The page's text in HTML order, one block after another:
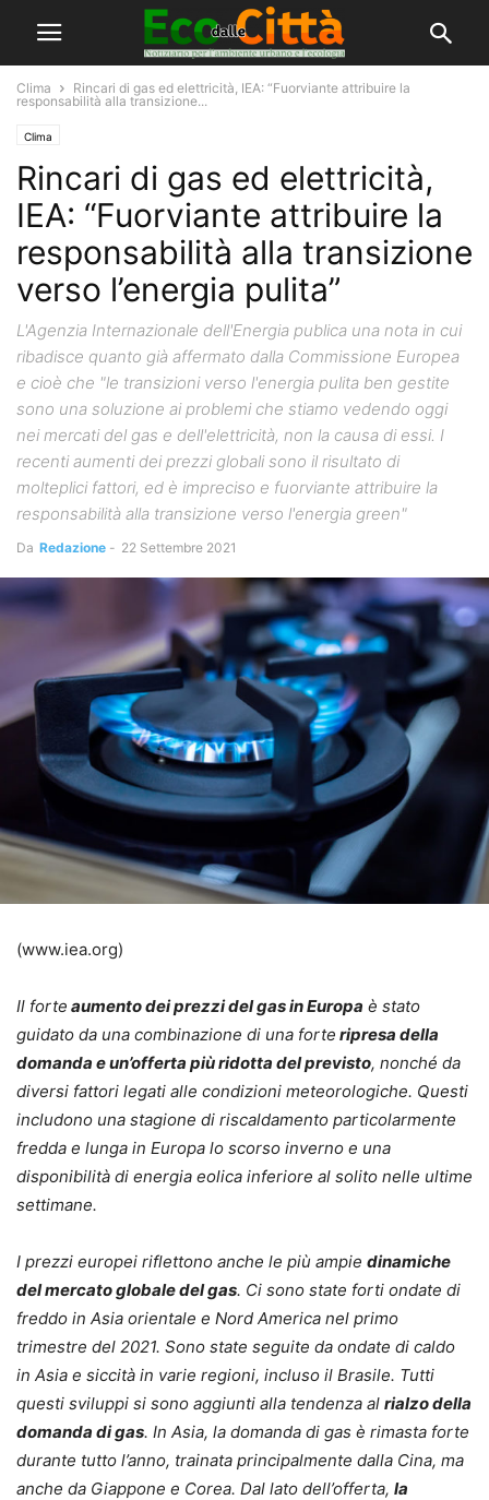
Clima
Rincari di gas ed elettricità, IEA: “Fuorviante attribuire la
responsabilità alla transizione...
Clima
Rincari di gas ed elettricità,
IEA: “Fuorviante attribuire la
responsabilità alla transizione
verso l’energia pulita”
L'Agenzia Internazionale dell'Energia publica una nota in cui
ribadisce quanto già affermato dalla Commissione Europea
e cioè che "le transizioni verso l'energia pulita ben gestite
sono una soluzione ai problemi che stiamo vedendo oggi
nei mercati del gas e dell'elettricità, non la causa di essi. I
recenti aumenti dei prezzi globali sono il risultato di
molteplici fattori, ed è impreciso e fuorviante attribuire la
responsabilità alla transizione verso l'energia green"
Da Redazione - 22 Settembre 2021
(www.iea.org)
Il forte aumento dei prezzi del gas in Europa è stato
guidato da una combinazione di una forte ripresa della
domanda e un’offerta più ridotta del previsto, nonché da
diversi fattori legati alle condizioni meteorologiche. Questi
includono una stagione di riscaldamento particolarmente
fredda e lunga in Europa lo scorso inverno e una
disponibilità di energia eolica inferiore al solito nelle ultime
settimane.
I prezzi europei riflettono anche le più ampie dinamiche
del mercato globale del gas. Ci sono state forti ondate di
freddo in Asia orientale e Nord America nel primo
trimestre del 2021. Sono state seguite da ondate di caldo
in Asia e siccità in varie regioni, incluso il Brasile. Tutti
questi sviluppi si sono aggiunti alla tendenza al rialzo della
domanda di gas. In Asia, la domanda di gas è rimasta forte
durante tutto l’anno, trainata principalmente dalla Cina, ma
anche da Giappone e Corea. Dal lato dell’offerta, la